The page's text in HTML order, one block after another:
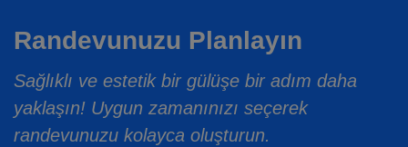
Randevunuzu Planlayın
Sağlıklı ve estetik bir gülüşe bir adım daha
yaklaşın! Uygun zamanınızı seçerek
randevunuzu kolayca oluşturun.